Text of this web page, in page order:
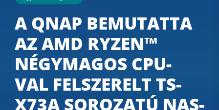
A QNAP BEMUTATTA
AZ AMD RYZEN™
NÉGYMAGOS CPU-
VAL FELSZERELT TS-
X73A SOROZATÚ NAS-